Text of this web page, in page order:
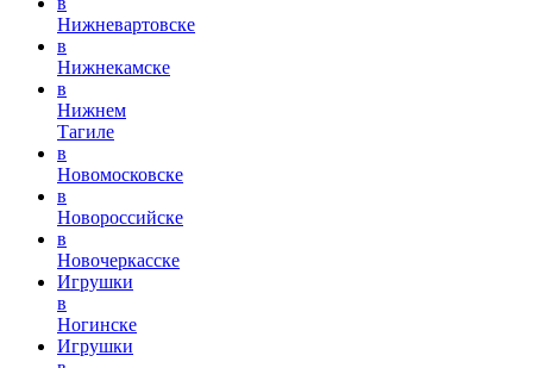
Нижневартовске
в
Нижнекамске
в
Нижнем
Тагиле
в
Новомосковске
в
Новороссийске
в
Новочеркасске
Игрушки
в
Ногинске
Игрушки